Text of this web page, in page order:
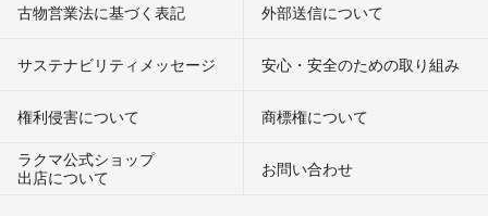
古物営業法に基づく表記 外部送信について
サステナビリティメッセージ 安心・安全のための取り組み
権利侵害について
商標権について
ラクマ公式ショップ
出店について
お問い合わせ